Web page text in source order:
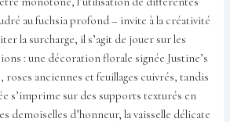
au fuchsia profond – invite à la créativité
la surcharge, il s’agit de jouer sur les
: une décoration florale signée Justine’s
roses anciennes et feuillages cuivrés, tandis
s’imprime sur des supports texturés en
demoiselles d’honneur, la vaisselle délicate